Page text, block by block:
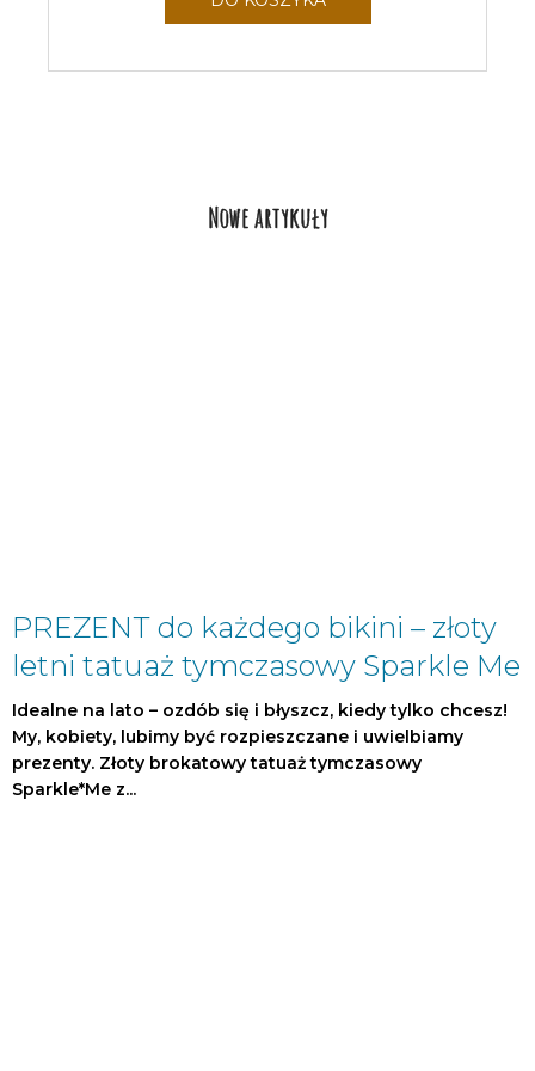
Nowe artykuły
PREZENT do każdego bikini – złoty
letni tatuaż tymczasowy Sparkle Me
Idealne na lato – ozdób się i błyszcz, kiedy tylko chcesz!
My, kobiety, lubimy być rozpieszczane i uwielbiamy
prezenty. Złoty brokatowy tatuaż tymczasowy
Sparkle*Me z...